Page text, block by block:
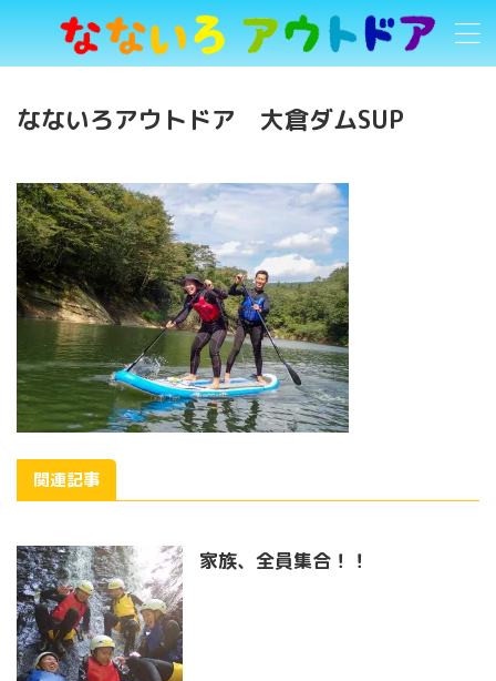
なないろアウトドア 大倉ダムSUP
関連記事
家族、全員集合！！